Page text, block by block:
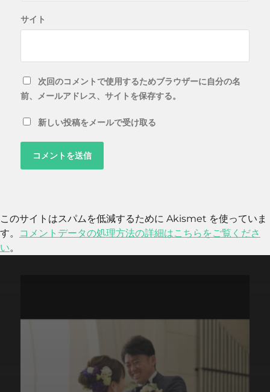
サイト
次回のコメントで使用するためブラウザーに自分の名
前、メールアドレス、サイトを保存する。
新しい投稿をメールで受け取る
このサイトはスパムを低減するために Akismet を使っていま
す。
コメントデータの処理方法の詳細はこちらをご覧くださ
い。